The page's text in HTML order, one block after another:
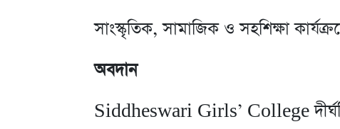
সাংস্কৃতিক, সামাজিক ও সহশিক্ষা
অবদান
Siddheswari Girls’ College